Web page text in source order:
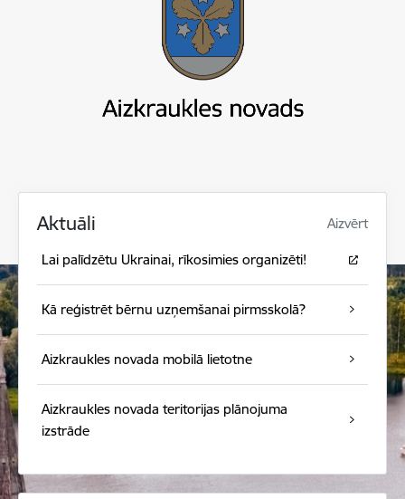
Aktuāli Aizvērt
Lai palīdzētu Ukrainai, rīkosimies organizēti!
Kā reģistrēt bērnu uzņemšanai pirmsskolā?
Aizkraukles novada mobilā lietotne
Aizkraukles novada teritorijas plānojuma
izstrāde